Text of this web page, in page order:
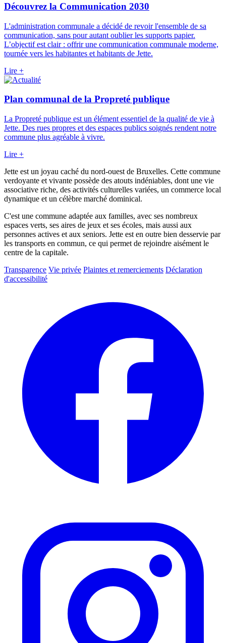
Découvrez la Communication 2030
L'administration communale a décidé de revoir l'ensemble de sa
communication, sans pour autant oublier les supports papier.
L’objectif est clair : offrir une communication communale moderne,
tournée vers les habitantes et habitants de Jette.
Lire +
Plan communal de la Propreté publique
La Propreté publique est un élément essentiel de la qualité de vie à
Jette. Des rues propres et des espaces publics soignés rendent notre
commune plus agréable à vivre.
Lire +
Jette est un joyau caché du nord-ouest de Bruxelles. Cette commune
verdoyante et vivante possède des atouts indéniables, dont une vie
associative riche, des activités culturelles variées, un commerce local
dynamique et un célèbre marché dominical.
C'est une commune adaptée aux familles, avec ses nombreux
espaces verts, ses aires de jeux et ses écoles, mais aussi aux
personnes actives et aux seniors. Jette est en outre bien desservie par
les transports en commun, ce qui permet de rejoindre aisément le
centre de la capitale.
Transparence Vie privée Plaintes et remerciements Déclaration
d'accessibilité